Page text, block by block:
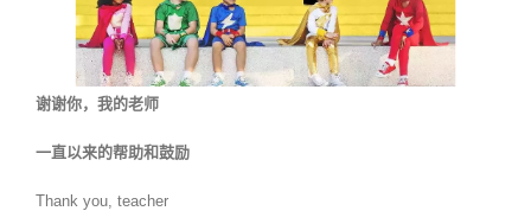
谢谢你，我的老师
一直以来的帮助和鼓励
Thank you, teacher